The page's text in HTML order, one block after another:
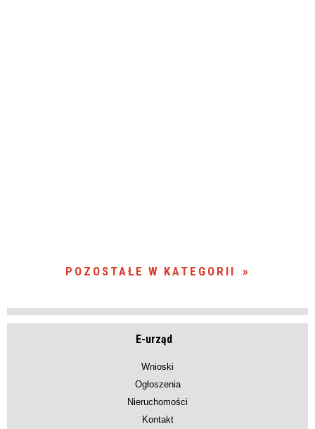
POZOSTAŁE W KATEGORII
E-urząd
Wnioski
Ogłoszenia
Nieruchomości
Kontakt